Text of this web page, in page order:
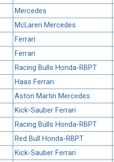
Mercedes
McLaren Mercedes
Ferrari
Ferrari
Racing Bulls Honda-RBPT
Haas Ferrari
Aston Martin Mercedes
Kick-Sauber Ferrari
Racing Bulls Honda-RBPT
Red Bull Honda-RBPT
Kick-Sauber Ferrari